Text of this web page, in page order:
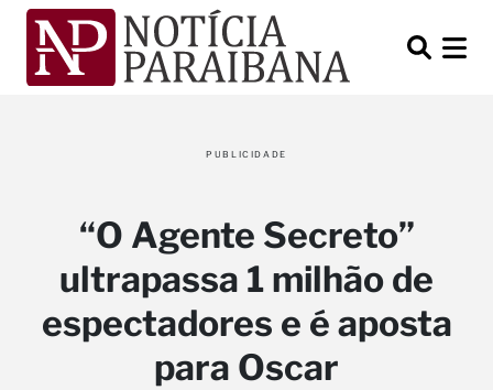
PUBLICIDADE
“O Agente Secreto”
ultrapassa 1 milhão de
espectadores e é aposta
para Oscar